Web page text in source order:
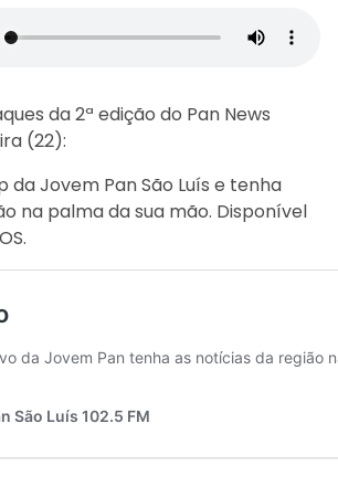
da 2ª edição do Pan News
(22):
da Jovem Pan São Luís e tenha
na palma da sua mão. Disponível